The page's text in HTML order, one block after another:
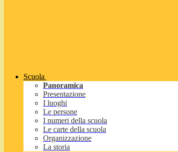
Scuola
Panoramica
Presentazione
I luoghi
Le persone
I numeri della scuola
Le carte della scuola
Organizzazione
La storia